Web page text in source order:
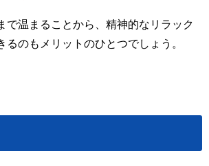
で温まることから、精神的なリラック
るのもメリットのひとつでしょう。